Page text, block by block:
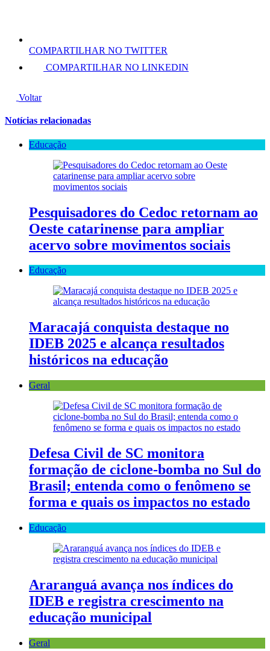
COMPARTILHAR NO TWITTER
COMPARTILHAR NO LINKEDIN
Voltar
Notícias relacionadas
Educação
Pesquisadores do Cedoc retornam ao
Oeste catarinense para ampliar
acervo sobre movimentos sociais
Educação
Maracajá conquista destaque no
IDEB 2025 e alcança resultados
históricos na educação
Geral
Defesa Civil de SC monitora
formação de ciclone-bomba no Sul do
Brasil; entenda como o fenômeno se
forma e quais os impactos no estado
Educação
Araranguá avança nos índices do
IDEB e registra crescimento na
educação municipal
Geral